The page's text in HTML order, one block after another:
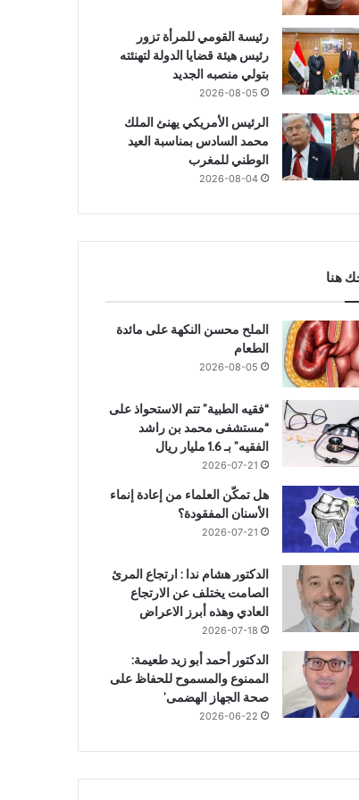
هذه أبرز العادات ليومية التى
العثورعلى مدينة مفقودة بمصر وجثث بـ “ألسنة ذهبية” عمرها 1600عاما مهند لاشين على قائمة أكثر اللاعبين نجاحًا في التدخلات الدفاعية في البطولة.
رئيسة القومي للمرأة تزور
رئيس هيئة قضايا الدولة لتهنئته
بتولي منصبه الجديد
2026-08-05
الرئيس الأمريكي يهنئ الملك
محمد السادس بمناسبة العيد
الوطني للمغرب
2026-08-04
هنا
الملح محسن النكهة على مائدة
الطعام
2026-08-05
“فقيه الطبية” تتم الاستحواذ على
“مستشفى محمد بن راشد
الفقيه” بـ 1.6 مليار ريال
2026-07-21
هل تمكّن العلماء من إعادة إنماء
الأسنان المفقودة؟
2026-07-21
الدكتور هشام ندا : ارتجاع المرئ
الصامت يختلف عن الارتجاع
العادي وهذه أبرز الاعراض
2026-07-18
الدكتور أحمد أبو زيد طعيمة:
الممنوع والمسموح للحفاظ على
صحة الجهاز الهضمى’
2026-06-22